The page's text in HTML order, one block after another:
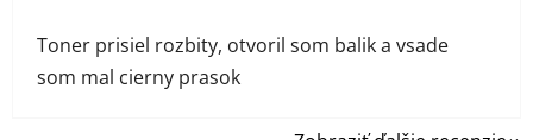
Toner prisiel rozbity, otvoril som balik a vsade
som mal cierny prasok